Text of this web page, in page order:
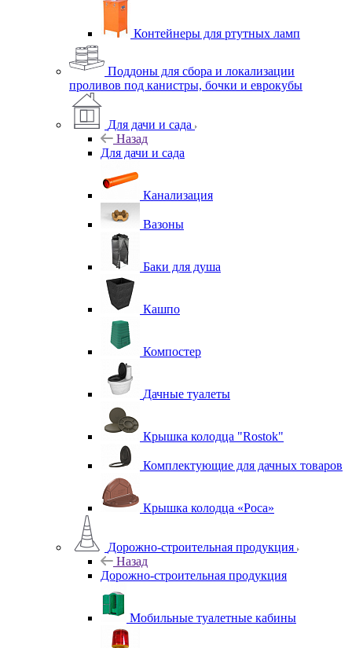
Контейнеры для ртутных ламп
Поддоны для сбора и локализации
проливов под канистры, бочки и еврокубы
Для дачи и сада
Назад
Для дачи и сада
Канализация
Вазоны
Баки для душа
Кашпо
Компостер
Дачные туалеты
Крышка колодца "Rostok"
Комплектующие для дачных товаров
Крышка колодца «Роса»
Дорожно-строительная продукция
Назад
Дорожно-строительная продукция
Мобильные туалетные кабины